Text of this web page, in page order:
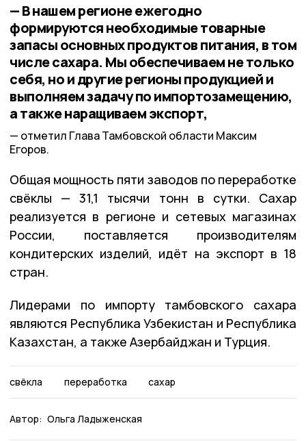
— В нашем регионе ежегодно
формируются необходимые товарные
запасы основных продуктов питания, в том
числе сахара. Мы обеспечиваем не только
себя, но и другие регионы продукцией и
выполняем задачу по импортозамещению,
а также наращиваем экспорт,
отметил Глава Тамбовской области Максим
Егоров.
Общая мощность пяти заводов по переработке
свёклы — 31,1 тысячи тонн в сутки. Сахар
реализуется в регионе и сетевых магазинах
России, поставляется производителям
кондитерских изделий, идёт на экспорт в 18
стран.
Лидерами по импорту тамбовского сахара
являются Республика Узбекистан и Республика
Казахстан, а также Азербайджан и Турция.
свёкла переработка сахар
Автор: Ольга Ладыженская